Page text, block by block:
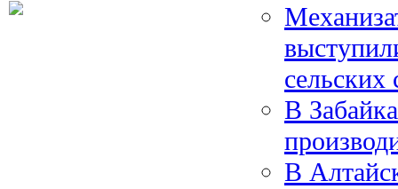
сельских
В
В